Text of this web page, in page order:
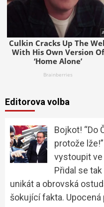
Editorova volba
Bojkot! “Do
protože
vystoupit
Přidal se
unikát a obrovská
šokující fakta.